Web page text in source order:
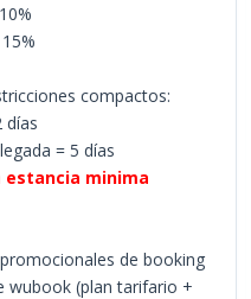
compactos:
días
= 5 días
estancia minima
de booking
wubook (plan tarifario +